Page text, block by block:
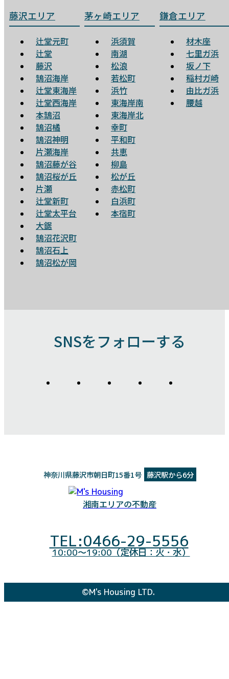
藤沢エリア
辻堂元町
辻堂
藤沢
鵠沼海岸
辻堂東海岸
辻堂西海岸
本鵠沼
鵠沼橘
鵠沼神明
片瀬海岸
鵠沼藤が谷
鵠沼桜が丘
片瀬
辻堂新町
辻堂太平台
大鋸
鵠沼花沢町
鵠沼石上
鵠沼松が岡
茅ヶ崎エリア
浜須賀
南湖
松浪
若松町
浜竹
東海岸南
東海岸北
幸町
平和町
共恵
柳島
松が丘
赤松町
白浜町
本宿町
鎌倉エリア
材木座
七里ガ浜
坂ノ下
稲村ガ崎
由比ガ浜
腰越
SNSをフォローする
湘南エリアの不動産
神奈川県藤沢市朝日町15番1号 藤沢駅から6分
TEL:0466-29-5556
10:00～19:00（定休日：火・水）
©M's Housing LTD.